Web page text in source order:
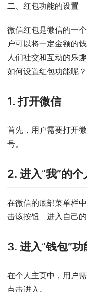
二、红包功能的设置
微信红包是微信的一
户可以将一定金额的
人们社交和互动的乐
如何设置红包功能呢
1. 打开微信
首先，用户需要打开
号。
2. 进入“我”的个
在微信的底部菜单栏
击该按钮，进入自己的
3. 进入“钱包”功
在个人主页中，用户
点击进入。